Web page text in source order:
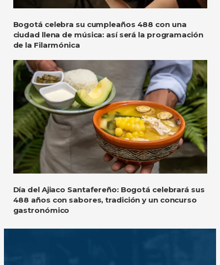
Bogotá celebra su cumpleaños 488 con una
ciudad llena de música: así será la programación
de la Filarmónica
Día del Ajiaco Santafereño: Bogotá celebrará sus
488 años con sabores, tradición y un concurso
gastronómico